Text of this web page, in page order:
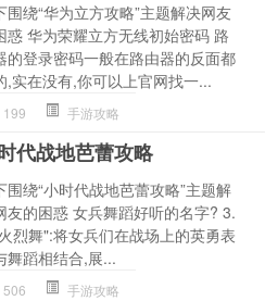
围绕“华为立方攻略”主题解决网友
惑 华为荣耀立方无线初始密码 路
的登录密码一般在路由器的反面都
,实在没有,你可以上官网找一...
199 手游攻略
代战地芭蕾攻略
围绕“小时代战地芭蕾攻略”主题解
友的困惑 女兵舞蹈好听的名字? 3.
烈舞":将女兵们在战场上的英勇表
舞蹈相结合,展...
506 手游攻略